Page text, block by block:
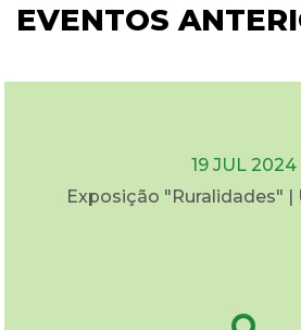
EVENTOS
19 JUL 2024
Exposição "Ruralidades" |